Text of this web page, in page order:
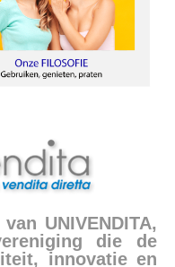
UNIVENDITA,
die de
innovatie en